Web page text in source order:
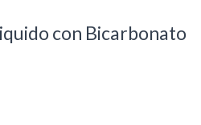
con Bicarbonato